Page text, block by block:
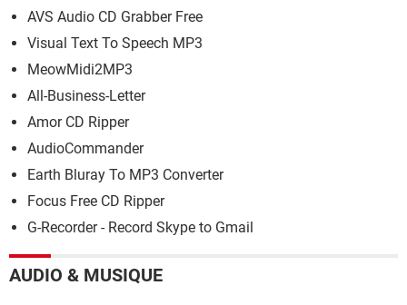
AVS Audio CD Grabber Free
Visual Text To Speech MP3
MeowMidi2MP3
All-Business-Letter
Amor CD Ripper
AudioCommander
Earth Bluray To MP3 Converter
Focus Free CD Ripper
G-Recorder - Record Skype to Gmail
AUDIO & MUSIQUE